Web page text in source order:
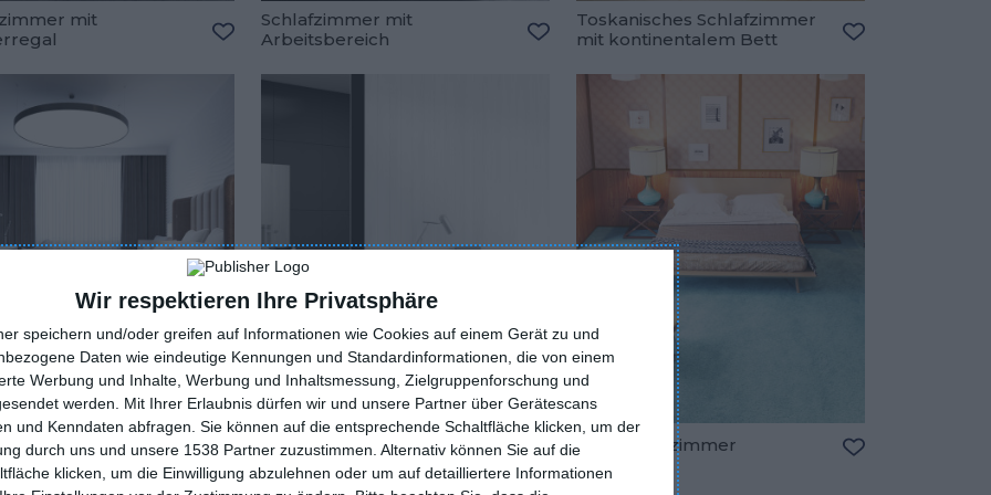
Wir respektieren Ihre Privatsphäre
speichern und/oder greifen auf Informationen wie Cookies auf einem Gerät zu und
Daten wie eindeutige Kennungen und Standardinformationen, die von einem
Werbung und Inhalte, Werbung und Inhaltsmessung, Zielgruppenforschung und
werden.
Mit Ihrer Erlaubnis dürfen wir und unsere Partner über Gerätescans
und Kenndaten abfragen. Sie können auf die entsprechende Schaltfläche klicken, um der
durch uns und unsere 1538 Partner zuzustimmen. Alternativ können Sie auf die
klicken, um die Einwilligung abzulehnen oder um auf detailliertere Informationen
hinzufügen
mit
Schlafzimmer mit
Arbeitsbereich
Toskanisches Schlafzimmer
mit kontinentalem Bett
hinzufügen Zu den Favoriten hinzufügen
Schwarzes und weißes
Schlafzimmer
Zu den Favoriten hinzufügen
PRL-Schlafzimmer